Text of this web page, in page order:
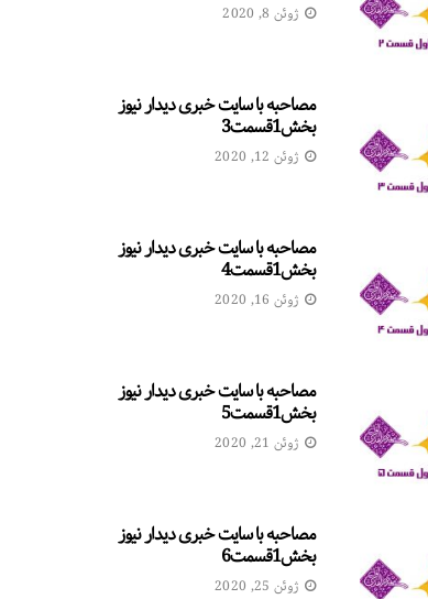
ژوئن 8, 2020
مصاحبه با سایت خبری دیدار نیوز
بخش1قسمت3
ژوئن 12, 2020
مصاحبه با سایت خبری دیدار نیوز
بخش1قسمت4
ژوئن 16, 2020
مصاحبه با سایت خبری دیدار نیوز
بخش1قسمت5
ژوئن 21, 2020
مصاحبه با سایت خبری دیدار نیوز
بخش1قسمت6
ژوئن 25, 2020